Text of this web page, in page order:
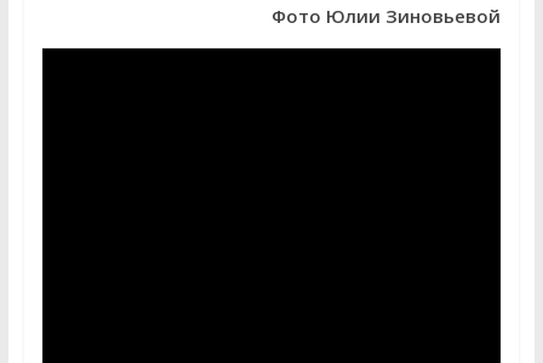
Фото Юлии Зиновьевой